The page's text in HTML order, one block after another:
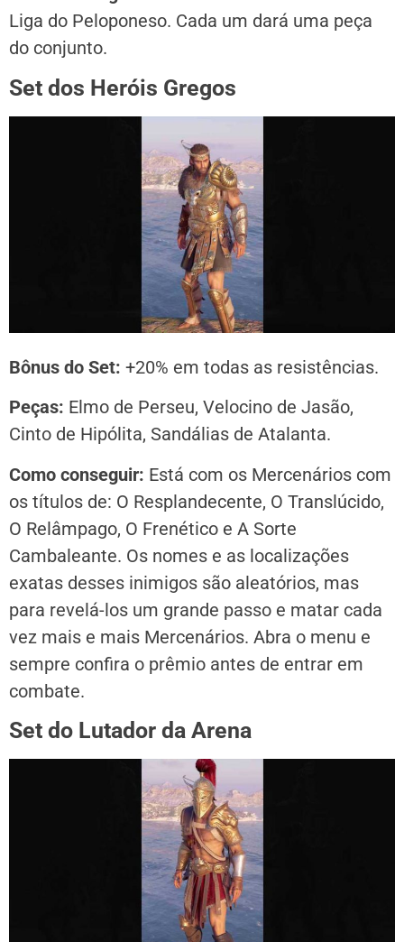
Liga do Peloponeso. Cada um dará uma peça
do conjunto.
Set dos Heróis Gregos
Bônus do Set: +20% em todas as resistências.
Peças: Elmo de Perseu, Velocino de Jasão,
Cinto de Hipólita, Sandálias de Atalanta.
Como conseguir: Está com os Mercenários com
os títulos de: O Resplandecente, O Translúcido,
O Relâmpago, O Frenético e A Sorte
Cambaleante. Os nomes e as localizações
exatas desses inimigos são aleatórios, mas
para revelá-los um grande passo e matar cada
vez mais e mais Mercenários. Abra o menu e
sempre confira o prêmio antes de entrar em
combate.
Set do Lutador da Arena